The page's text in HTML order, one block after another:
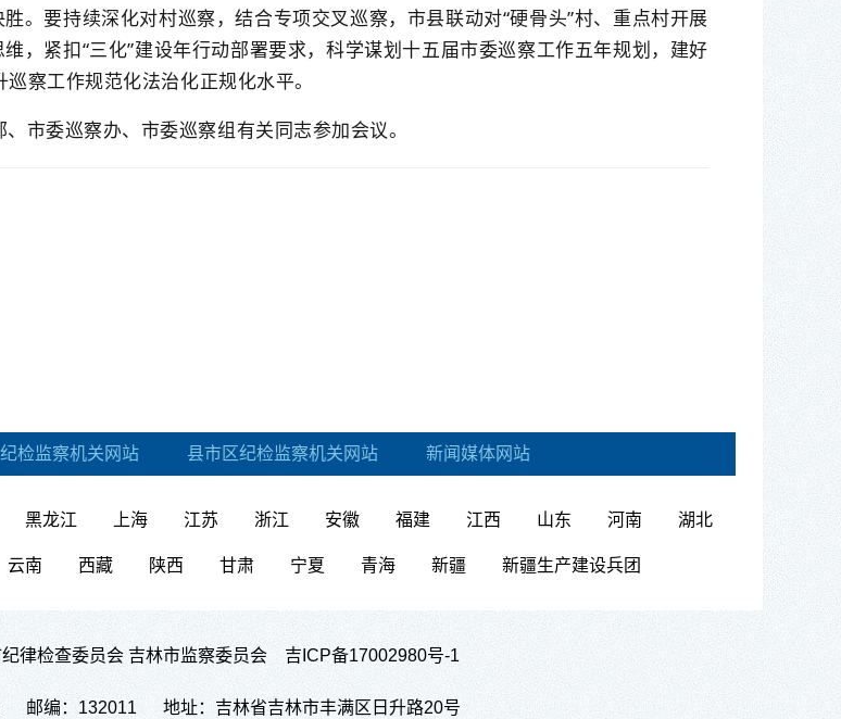
。要持续深化对村巡察，结合专项交叉巡察，市县联动对“硬骨头”村、重点村开展
，紧扣“三化”建设年行动部署要求，科学谋划十五届市委巡察工作五年规划，建好
察工作规范化法治化正规化水平。
市委巡察办、市委巡察组有关同志参加会议。
检监察机关网站 县市区纪检监察机关网站 新闻媒体网站
黑龙江 上海 江苏 浙江 安徽 福建 江西 山东 河南 湖北
云南 西藏 陕西 甘肃 宁夏 青海 新疆 新疆生产建设兵团
律检查委员会 吉林市监察委员会 吉ICP备17002980号-1
邮编：132011 地址：吉林省吉林市丰满区日升路20号